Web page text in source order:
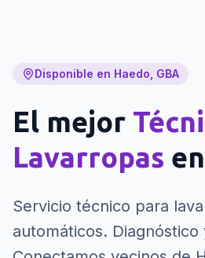
Disponible en Haedo, GBA
El mejor
Lavarropas en
Servicio técnico para
automáticos.